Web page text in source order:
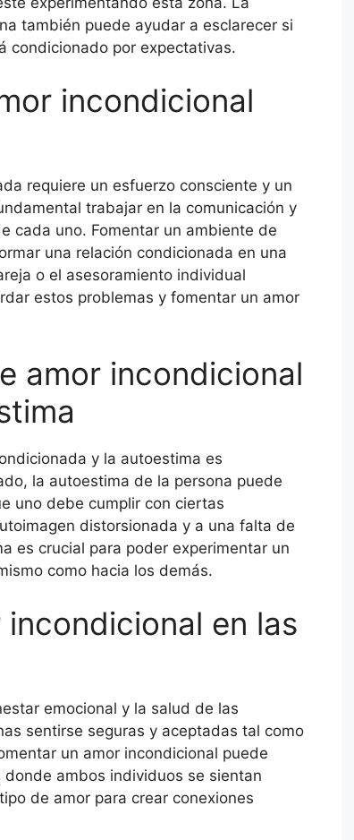
también puede ayudar a esclarecer si
condicionado por expectativas.
incondicional
requiere un esfuerzo consciente y un
trabajar en la comunicación y
cada uno. Fomentar un ambiente de
una relación condicionada en una
o el asesoramiento individual
estos problemas y fomentar un amor
amor incondicional
y la autoestima es
la autoestima de la persona puede
uno debe cumplir con ciertas
distorsionada y a una falta de
es crucial para poder experimentar un
como hacia los demás.
en las
emocional y la salud de las
sentirse seguras y aceptadas tal como
un amor incondicional puede
ambos individuos se sientan
de amor para crear conexiones